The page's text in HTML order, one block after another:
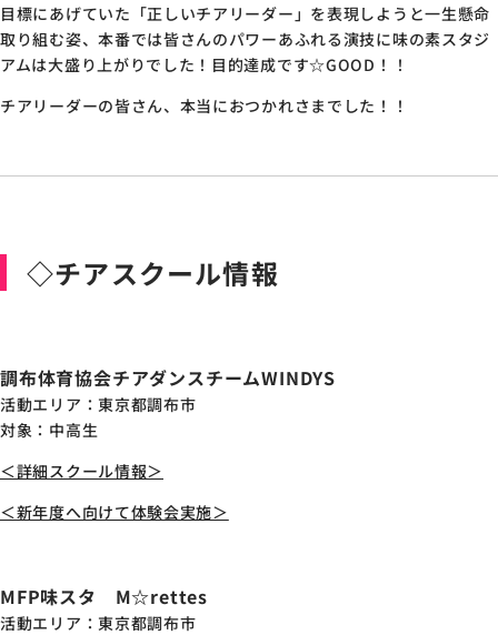
目標にあげていた「正しいチアリーダー」を表現しようと一生懸命
取り組む姿、本番では皆さんのパワーあふれる演技に味の素スタジ
アムは大盛り上がりでした！目的達成です☆GOOD！！
チアリーダーの皆さん、本当におつかれさまでした！！
◇チアスクール情報
調布体育協会チアダンスチームWINDYS
活動エリア：東京都調布市
対象：中高生
＜詳細スクール情報＞
＜新年度へ向けて体験会実施＞
MFP味スタ M☆rettes
活動エリア：東京都調布市